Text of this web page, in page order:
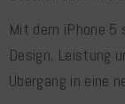
Mit dem iPhone 5
Design, Leistung
Übergang in eine